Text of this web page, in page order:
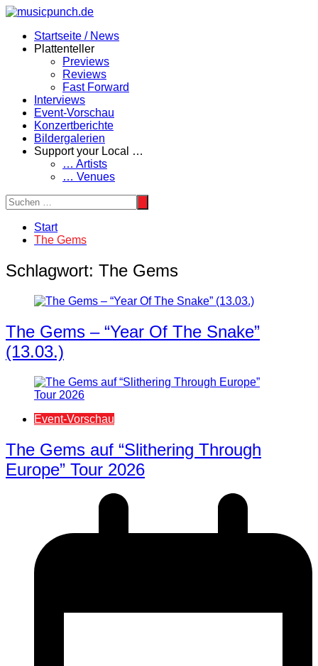
Zum
springenStartseite / News
Plattenteller
Previews
Reviews
Fast Forward
Interviews
Event-Vorschau
Konzertberichte
Bildergalerien
Support your Local …
… Artists
… Venues
Start
The Gems
Schlagwort: The Gems
The Gems – “Year Of The Snake”
(13.03.)
Event-Vorschau
The Gems auf “Slithering Through
Europe” Tour 2026